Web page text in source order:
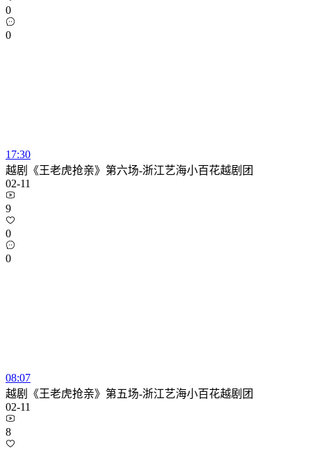
0
0
17:30
越剧《王老虎抢亲》第六场-浙江艺海小百花越剧团
02-11
9
0
0
08:07
越剧《王老虎抢亲》第五场-浙江艺海小百花越剧团
02-11
8